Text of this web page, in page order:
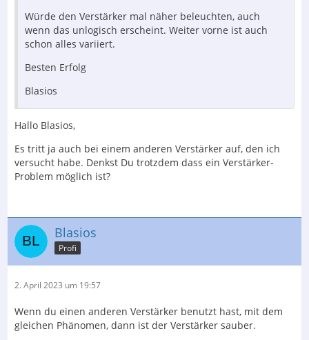
Würde den Verstärker mal näher beleuchten, auch
wenn das unlogisch erscheint. Weiter vorne ist auch
schon alles variiert.
Besten Erfolg
Blasios
Hallo Blasios,
Es tritt ja auch bei einem anderen Verstärker auf, den ich
versucht habe. Denkst Du trotzdem dass ein Verstärker-
Problem möglich ist?
Blasios
Profi
2. April 2023 um 19:57
Wenn du einen anderen Verstärker benutzt hast, mit dem
gleichen Phänomen, dann ist der Verstärker sauber.